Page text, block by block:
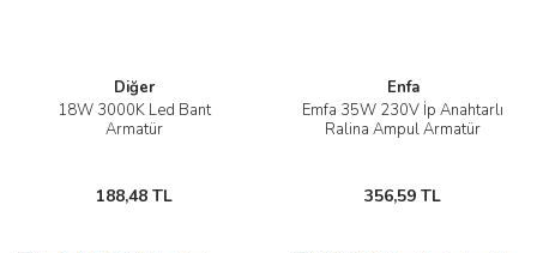
Diğer
18W 3000K Led Bant
Armatür
188,48 TL
Enfa
Emfa 35W 230V İp Anahtarlı
Ralina Ampul Armatür
356,59 TL